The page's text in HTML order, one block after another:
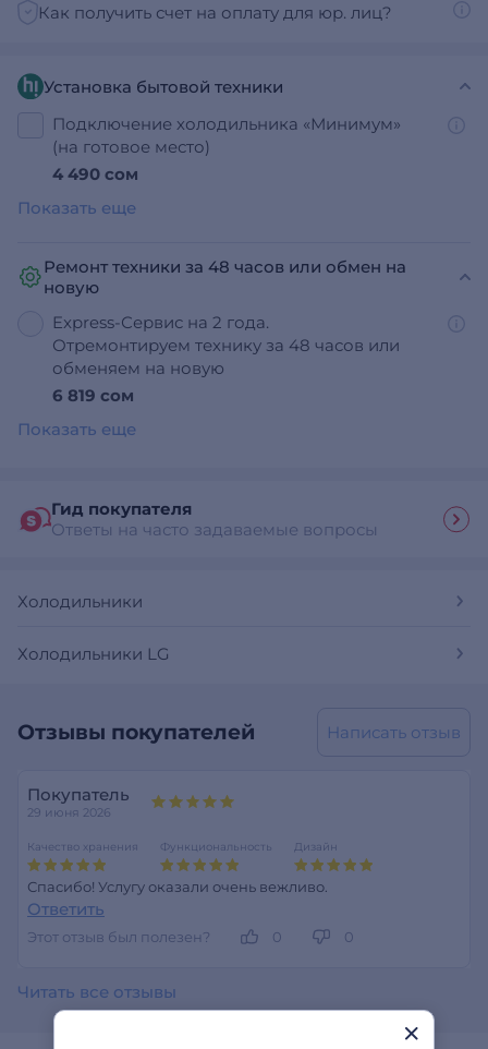
Как получить счет на оплату для юр. лиц?
Установка бытовой техники
Подключение холодильника «Минимум»
(на готовое место)
4 490 сом
Показать еще
Ремонт техники за 48 часов или обмен на
новую
Express-Сервис на 2 года.
Отремонтируем технику за 48 часов или
обменяем на новую
6 819 сом
Показать еще
Гид покупателя
Ответы на часто задаваемые вопросы
Холодильники
Холодильники LG
Отзывы покупателей Написать отзыв
Покупатель
29 июня 2026
Качество хранения Функциональность Дизайн
Спасибо! Услугу оказали очень вежливо.
Ответить
Этот отзыв был полезен? 0 0
Читать все отзывы